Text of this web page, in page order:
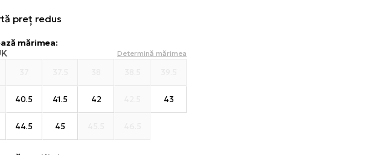
preț redus
mărimea:
Determină mărimea
40.5 41.5 42 43
44.5 45